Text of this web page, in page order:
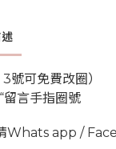
號可免費改圈）
留言手指圈號
Whats app /